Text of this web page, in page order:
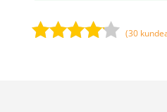
(30